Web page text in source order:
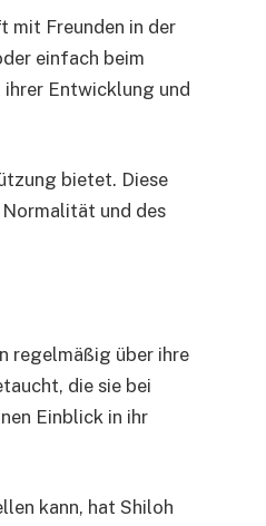
mit Freunden in der
einfach beim
ihrer Entwicklung und
bietet. Diese
und des
regelmäßig über ihre
die sie bei
Einblick in ihr
kann, hat Shiloh